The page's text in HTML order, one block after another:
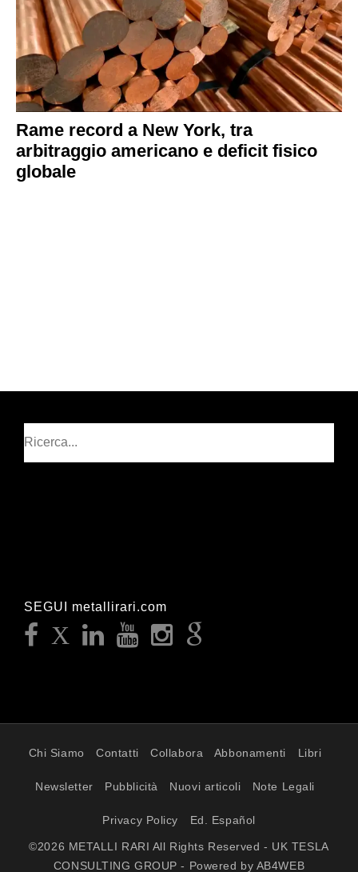
Rame record a New York, tra
arbitraggio americano e deficit fisico
globale
SEGUI metallirari.com
Chi Siamo Contatti Collabora Abbonamenti Libri
Newsletter Pubblicità Nuovi articoli Note Legali
Privacy Policy Ed. Español
©2026 METALLI RARI All Rights Reserved - UK TESLA
CONSULTING GROUP - Powered by AB4WEB